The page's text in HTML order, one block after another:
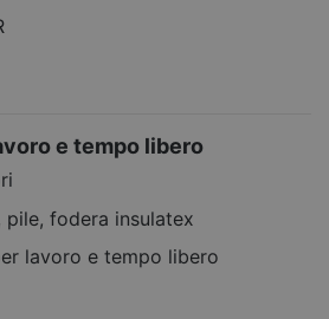
e tempo libero
pile, fodera insulatex
lavoro e tempo libero